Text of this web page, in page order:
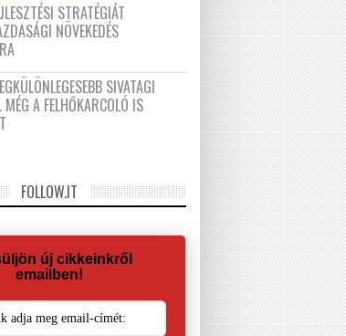
STRATÉGIÁT
NÖVEKEDÉS
SIVATAGI
A FELHŐKARCOLÓ IS
FOLLOW.IT
új cikkeinkről
emailben!